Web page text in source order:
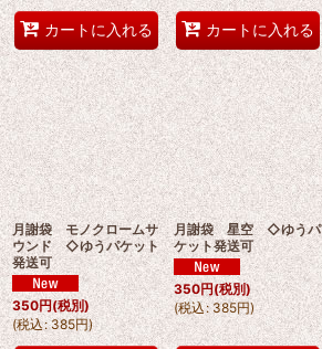
カートに入れる カートに入れる
月謝袋 モノクロームサ
ウンド ◇ゆうパケット
発送可
350円(税別)
(税込: 385円)
月謝袋 星空 ◇ゆうパ
ケット発送可
350円(税別)
(税込: 385円)